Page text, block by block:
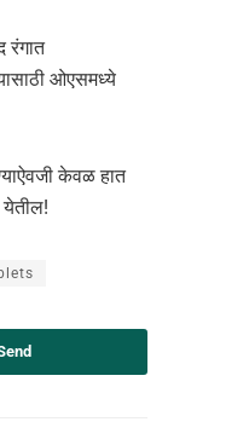
रंगात
ओएसमध्ये
केवळ हात